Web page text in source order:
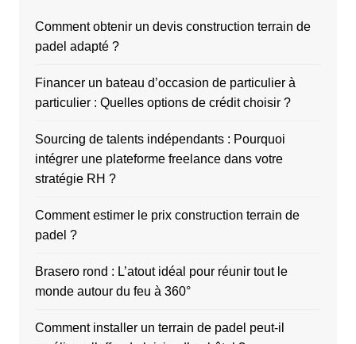
Comment obtenir un devis construction terrain de
padel adapté ?
Financer un bateau d’occasion de particulier à
particulier : Quelles options de crédit choisir ?
Sourcing de talents indépendants : Pourquoi
intégrer une plateforme freelance dans votre
stratégie RH ?
Comment estimer le prix construction terrain de
padel ?
Brasero rond : L’atout idéal pour réunir tout le
monde autour du feu à 360°
Comment installer un terrain de padel peut-il